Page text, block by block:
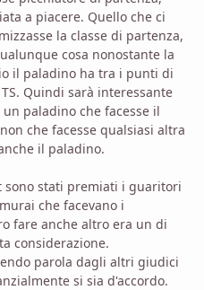
a piacere. Quello che ci
la classe di partenza,
cosa nonostante la
il paladino ha tra i punti di
Quindi sarà interessante
paladino che facesse il
che facesse qualsiasi altra
il paladino.
sono stati premiati i guaritori
che facevano i
fare anche altro era un di
considerazione.
parola dagli altri giudici
si sia d'accordo.